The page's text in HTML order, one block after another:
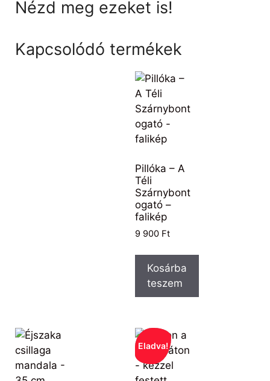
Nézd meg ezeket is!
Kapcsolódó termékek
Pillóka – A
Téli
Szárnybont
ogató –
falikép
9 900 Ft
Kosárba
teszem
Eladva!